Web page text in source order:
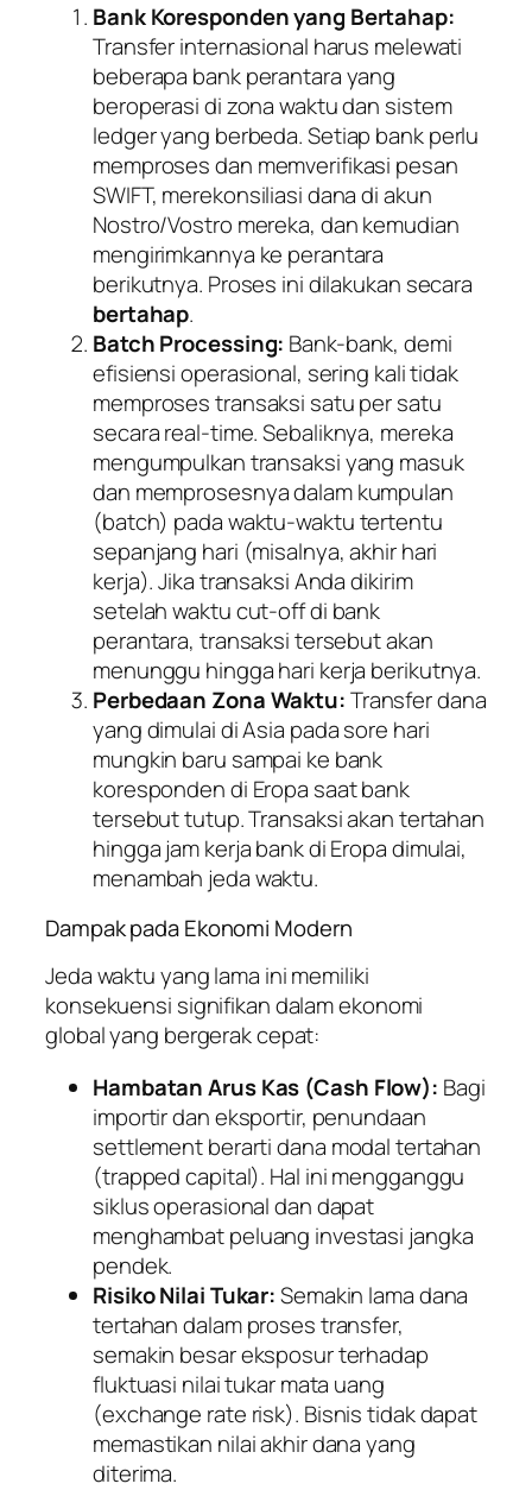
Bank Koresponden yang Bertahap:
Transfer internasional harus melewati
beberapa bank perantara yang
beroperasi di zona waktu dan sistem
ledgeryang berbeda. Setiap bank perlu
memproses dan memverifikasi pesan
SWIFT, merekonsiliasi dana di akun
Nostro/Vostro mereka, dan kemudian
mengirimkannya ke perantara
berikutnya. Proses ini dilakukan secara
bertahap.
Batch Processing: Bank-bank, demi
efisiensi operasional, sering kali tidak
memproses transaksi satu per satu
secarareal-time. Sebaliknya, mereka
mengumpulkan transaksi yang masuk
dan memprosesnya dalam kumpulan
(batch) pada waktu-waktu tertentu
sepanjang hari (misalnya, akhir hari
kerja). Jika transaksi Anda dikirim
setelah waktucut-offdi bank
perantara, transaksi tersebut akan
menunggu hingga hari kerja berikutnya.
Perbedaan Zona Waktu:Transfer dana
yang dimulai di Asia pada sore hari
mungkin baru sampai ke bank
koresponden di Eropa saat bank
tersebut tutup. Transaksi akan tertahan
hingga jam kerja bank di Eropa dimulai,
menambah jeda waktu.
Dampak pada Ekonomi Modern
Jeda waktu yang lama ini memiliki
konsekuensi signifikan dalam ekonomi
global yang bergerak cepat:
Hambatan Arus Kas (Cash Flow): Bagi
importir dan eksportir, penundaan
settlementberarti dana modal tertahan
(trapped capital). Hal ini mengganggu
siklus operasional dan dapat
menghambat peluang investasi jangka
pendek.
Risiko Nilai Tukar:Semakin lama dana
tertahan dalam proses transfer,
semakin besar eksposur terhadap
fluktuasi nilai tukar mata uang
(exchange rate risk). Bisnis tidak dapat
memastikan nilai akhir dana yang
diterima.